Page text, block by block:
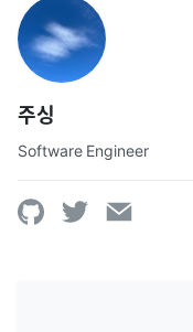
주싱
Software Engineer